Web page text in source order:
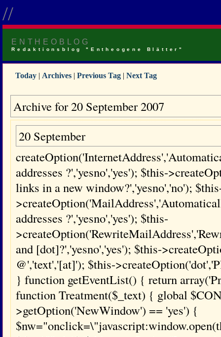
//
ENTHEOBLOG
Redaktionsblog "Entheogene Blätter"
Today | Archives | Previous Tag | Next Tag
Archive for 20 September 2007
20 September
addresses ?','yesno','yes'); $this-
links in a new window?','yesno','no');
addresses ?','yesno','yes'); $this-
and [dot]?','yesno','yes'); $this-
@','text','[at]'); $this-
} function getEventList() { return
function Treatment($_text) { global
>getOption('NewWindow') == 'yes') {